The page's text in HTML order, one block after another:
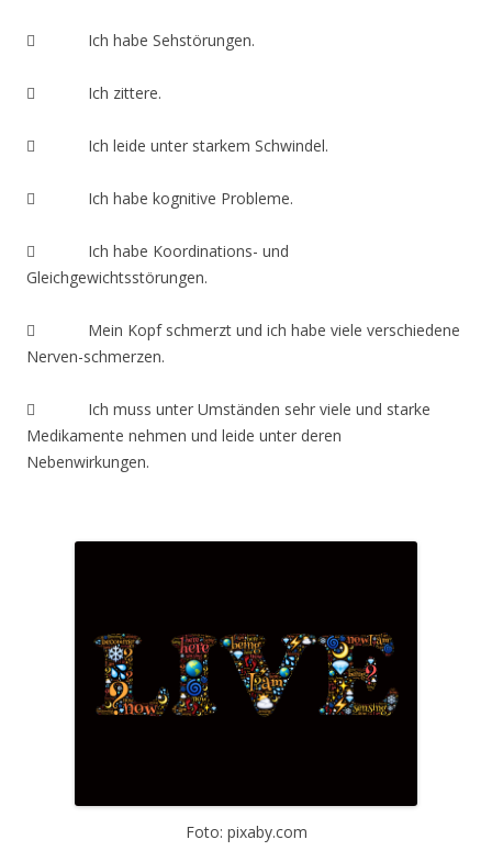
 Ich habe Sehstörungen.
 Ich zittere.
 Ich leide unter starkem Schwindel.
 Ich habe kognitive Probleme.
 Ich habe Koordinations- und
Gleichgewichtsstörungen.
 Mein Kopf schmerzt und ich habe viele verschiedene
Nerven-schmerzen.
 Ich muss unter Umständen sehr viele und starke
Medikamente nehmen und leide unter deren
Nebenwirkungen.
Foto: pixaby.com